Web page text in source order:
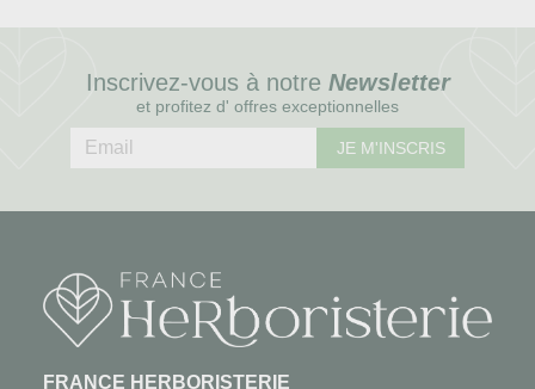
Inscrivez-vous à notre Newsletter
et profitez d' offres exceptionnelles
JE M'INSCRIS
FRANCE HERBORISTERIE